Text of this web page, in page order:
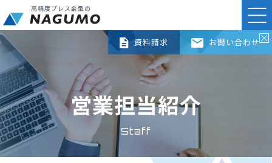
高精度プレス金型の
資料請求 お問い合わせ
営業担当紹介
Staff